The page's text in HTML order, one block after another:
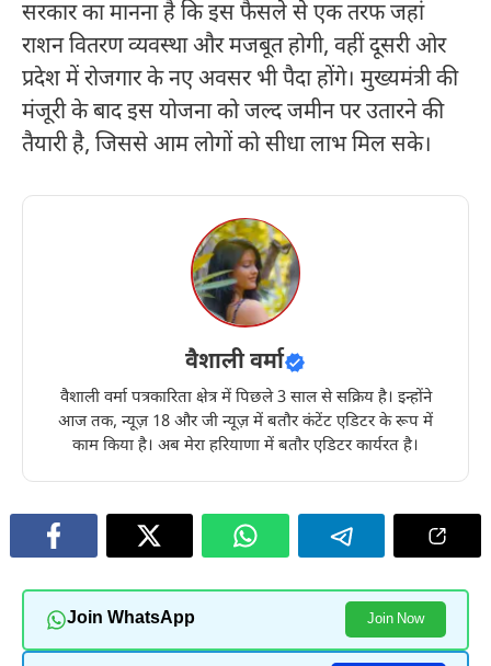
सरकार का मानना है कि इस फैसले से एक तरफ जहां
राशन वितरण व्यवस्था और मजबूत होगी, वहीं दूसरी ओर
प्रदेश में रोजगार के नए अवसर भी पैदा होंगे। मुख्यमंत्री की
मंजूरी के बाद इस योजना को जल्द जमीन पर उतारने की
तैयारी है, जिससे आम लोगों को सीधा लाभ मिल सके।
वैशाली वर्मा
वैशाली वर्मा पत्रकारिता क्षेत्र में पिछले 3 साल से सक्रिय है। इन्होंने
आज तक, न्यूज़ 18 और जी न्यूज़ में बतौर कंटेंट एडिटर के रूप में
काम किया है। अब मेरा हरियाणा में बतौर एडिटर कार्यरत है।
Join WhatsApp Join Now